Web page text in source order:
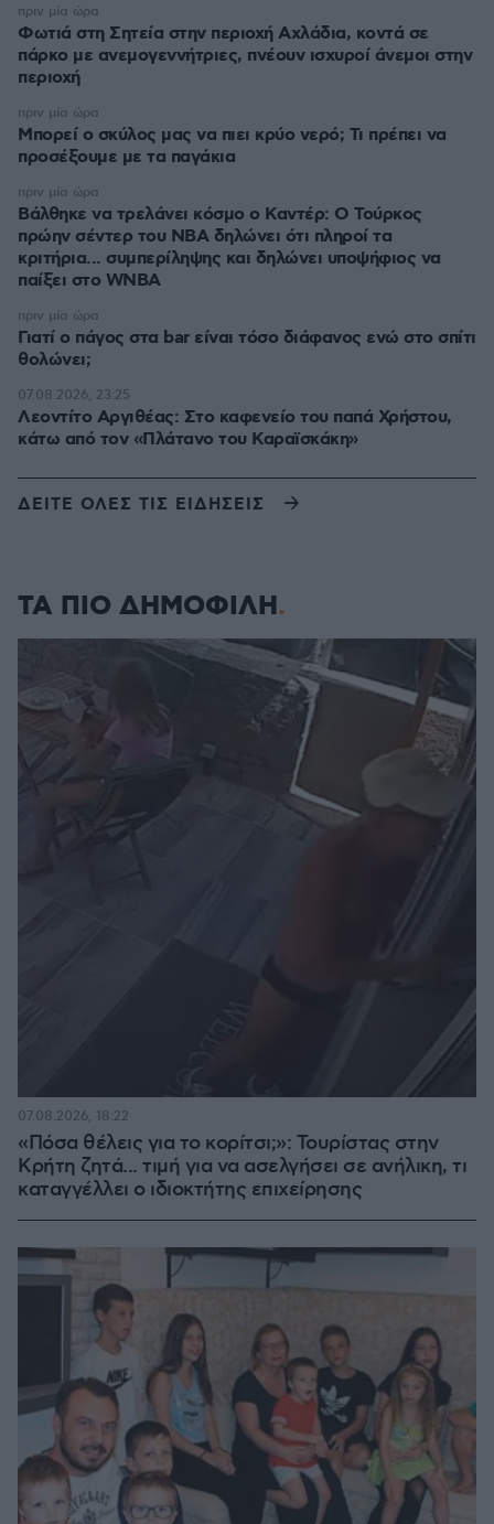
Φωτιά στη Σητεία στην περιοχή Αχλάδια, κοντά σε
πάρκο με ανεμογεννήτριες, πνέουν ισχυροί άνεμοι στην
περιοχή
πριν μία ώρα
Μπορεί ο σκύλος μας να πιει κρύο νερό; Τι πρέπει να
προσέξουμε με τα παγάκια
πριν μία ώρα
Βάλθηκε να τρελάνει κόσμο ο Καντέρ: Ο Τούρκος
πρώην σέντερ του NBA δηλώνει ότι πληροί τα
κριτήρια... συμπερίληψης και δηλώνει υποψήφιος να
παίξει στο WNBA
πριν μία ώρα
Γιατί ο πάγος στα bar είναι τόσο διάφανος ενώ στο σπίτι
θολώνει;
πριν μία ώρα
Λεοντίτο Αργιθέας: Στο καφενείο του παπά Χρήστου,
κάτω από τον «Πλάτανο του Καραϊσκάκη»
07.08.2026, 23:25
ΔΕΙΤΕ ΟΛΕΣ ΤΙΣ ΕΙΔΗΣΕΙΣ
ΤΑ ΠΙΟ ΔΗΜΟΦΙΛΗ
«Πόσα θέλεις για το κορίτσι;»: Τουρίστας στην
Κρήτη ζητά... τιμή για να ασελγήσει σε ανήλικη, τι
καταγγέλλει ο ιδιοκτήτης επιχείρησης
07.08.2026, 18:22